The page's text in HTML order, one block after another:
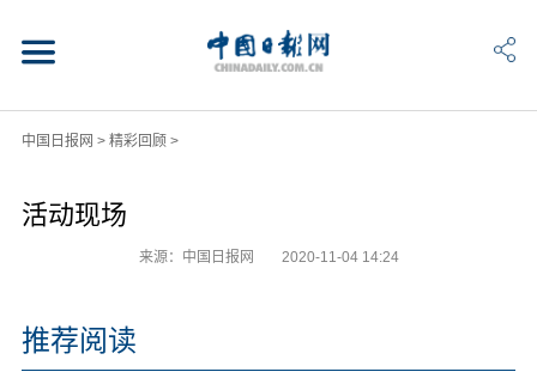
中国日报网 > 精彩回顾>
活动现场
来源：中国日报网 2020-11-04 14:24
推荐阅读